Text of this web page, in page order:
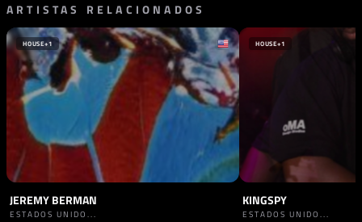
ARTISTAS RELACIONADOS
HOUSE+1
JEREMY BERMAN
ESTADOS UNIDO...
HOUSE+1
KINGSPY
ESTADOS UNIDO...